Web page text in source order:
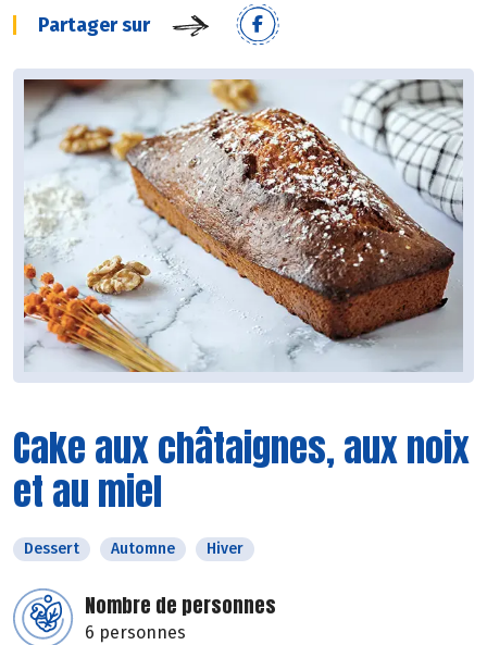
Partager sur
Cake aux châtaignes, aux noix
et au miel
Dessert Automne Hiver
Nombre de personnes
6 personnes